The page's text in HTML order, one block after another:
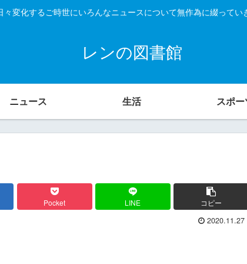
々変化するご時世にいろんなニュースについて無作為に綴ってい
レンの図書館
ニュース 生活 スポー
Pocket LINE コピー
2020.11.27